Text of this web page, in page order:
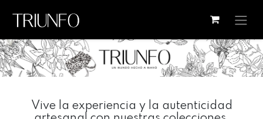
Vive la experiencia y la autenticidad